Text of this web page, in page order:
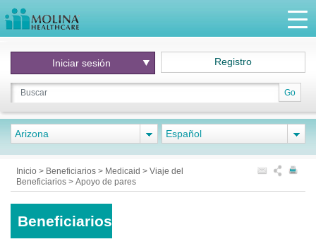
Go
Iniciar sesión Registro
Arizona Español
Inicio > Beneficiarios > Medicaid > Viaje del
Beneficiarios > Apoyo de pares
Beneficiarios